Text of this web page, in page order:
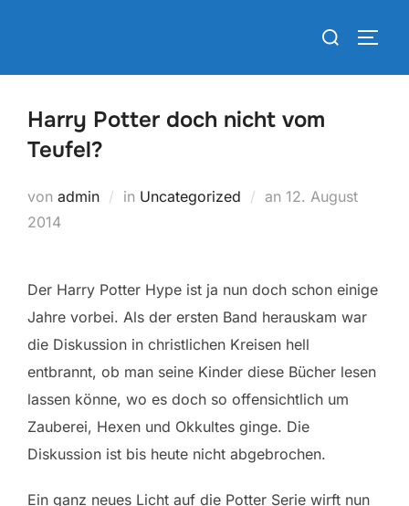
Suchen
Harry Potter doch nicht vom
Teufel?
von admin in Uncategorized an Veröffentlicht
12. August
2014
Der Harry Potter Hype ist ja nun doch schon einige
Jahre vorbei. Als der ersten Band herauskam war
die Diskussion in christlichen Kreisen hell
entbrannt, ob man seine Kinder diese Bücher lesen
lassen könne, wo es doch so offensichtlich um
Zauberei, Hexen und Okkultes ginge. Die
Diskussion ist bis heute nicht abgebrochen.
Ein ganz neues Licht auf die Potter Serie wirft nun